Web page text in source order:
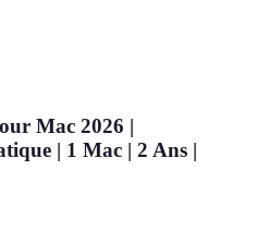
Mac 2026 |
| 1 Mac | 2 Ans |